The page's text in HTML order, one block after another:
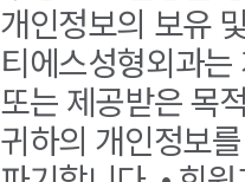
개인정보의 보유
티에스성형외과
또는 제공받은 목
귀하의 개인정보